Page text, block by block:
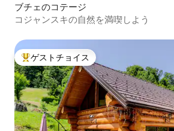
ブチェのコテージ
コジャンスキの自然を満喫しよう
大好評のゲストチョイスです。
ゲストチョイス